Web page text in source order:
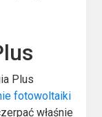
Plus
fotowoltaiki
właśnie